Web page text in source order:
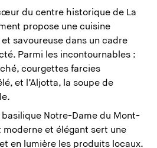
du centre historique de La
propose une cuisine
savoureuse dans un cadre
Parmi les incontournables :
courgettes farcies
et l’Aljotta, la soupe de
basilique Notre-Dame du Mont-
et élégant sert une
en lumière les produits locaux.